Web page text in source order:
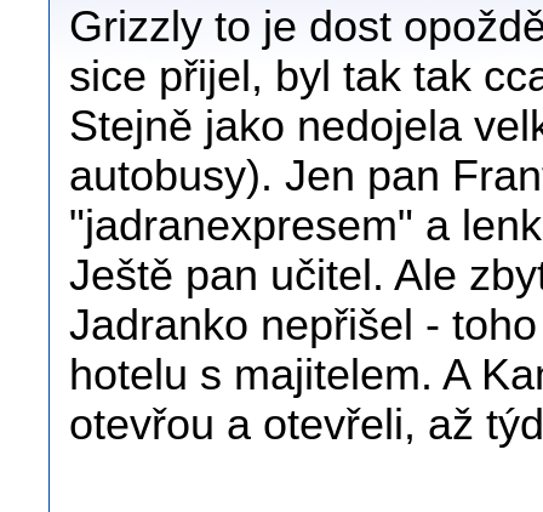
Grizzly to je dost
sice přijel, byl tak tak
Stejně jako nedojela
autobusy). Jen pan
"jadranexpresem" a
Ještě pan učitel. Ale
Jadranko nepřišel -
hotelu s majitelem. A
otevřou a otevřeli, až